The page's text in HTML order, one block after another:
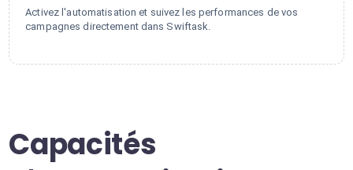
Activez l'automatisation et suivez les performances de vos
campagnes directement dans Swiftask.
Capacités